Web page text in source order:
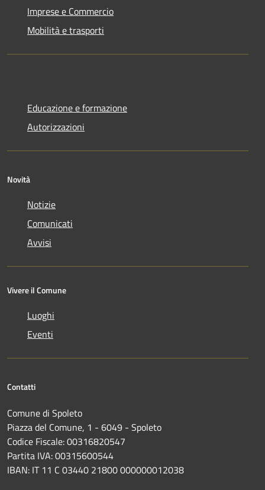
Imprese e Commercio
Mobilità e trasporti
Educazione e formazione
Autorizzazioni
Novità
Notizie
Comunicati
Avvisi
Vivere il Comune
Luoghi
Eventi
Contatti
Comune di Spoleto
Piazza del Comune, 1 - 6049 - Spoleto
Codice Fiscale: 00316820547
Partita IVA: 00315600544
IBAN: IT 11 C 03440 21800 000000012038